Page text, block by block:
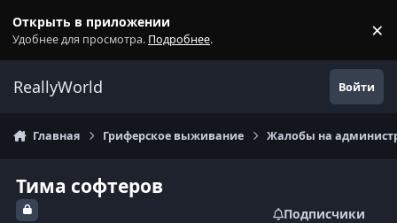
Открыть в приложении
Удобнее для просмотра. Подробнее. ×
ReallyWorld Войти
Главная Гриферское выживание Жалобы на
Тима софтеров
Подписчики